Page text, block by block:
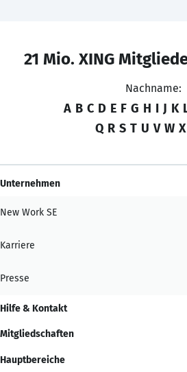
21 Mio. XING
Nachname:
A B C D E F G H I J K
Q R S T U V W X
Unternehmen
New Work SE
Karriere
Presse
Hilfe & Kontakt
Mitgliedschaften
Hauptbereiche